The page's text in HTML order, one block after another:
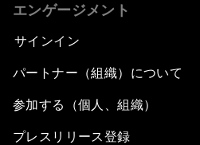
エンゲージメント
サインイン
パートナー（組織）について
参加する（個人、組織）
プレスリリース登録